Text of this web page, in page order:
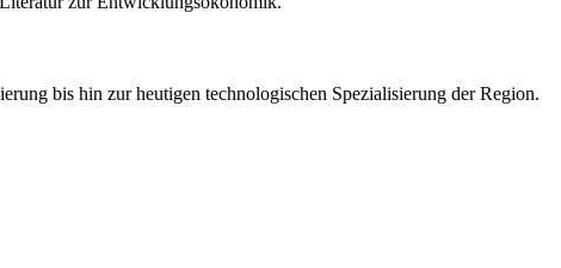
bis hin zur heutigen technologischen Spezialisierung der Region.